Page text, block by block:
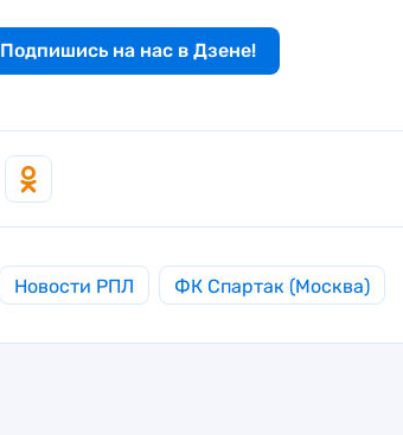
Подпишись на нас в Дзене!
Новости РПЛ ФК Спартак (Москва)